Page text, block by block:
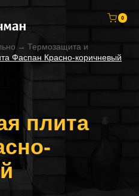
0
→ Термозащита и
Фаспан Красно-коричневый
плита